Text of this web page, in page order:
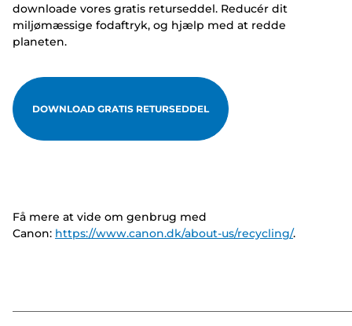
downloade vores gratis returseddel. Reducér dit
miljømæssige fodaftryk, og hjælp med at redde
planeten.
DOWNLOAD GRATIS RETURSEDDEL
Få mere at vide om genbrug med
Canon: https://www.canon.dk/about-us/recycling/.